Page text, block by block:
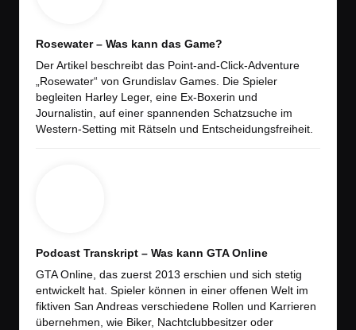
Rosewater – Was kann das Game?
Der Artikel beschreibt das Point-and-Click-Adventure
„Rosewater“ von Grundislav Games. Die Spieler
begleiten Harley Leger, eine Ex-Boxerin und
Journalistin, auf einer spannenden Schatzsuche im
Western-Setting mit Rätseln und Entscheidungsfreiheit.
Podcast Transkript – Was kann GTA Online
GTA Online, das zuerst 2013 erschien und sich stetig
entwickelt hat. Spieler können in einer offenen Welt im
fiktiven San Andreas verschiedene Rollen und Karrieren
übernehmen, wie Biker, Nachtclubbesitzer oder